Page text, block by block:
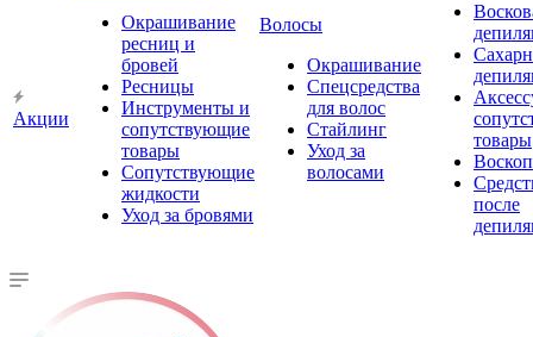
Акции
Окрашивание
ресниц и
бровей
Ресницы
Инструменты и
сопутствующие
товары
Сопутствующие
жидкости
Уход за бровями
Волосы
Окрашивание
Спецсредства
для волос
Стайлинг
Уход за
волосами
товары
после